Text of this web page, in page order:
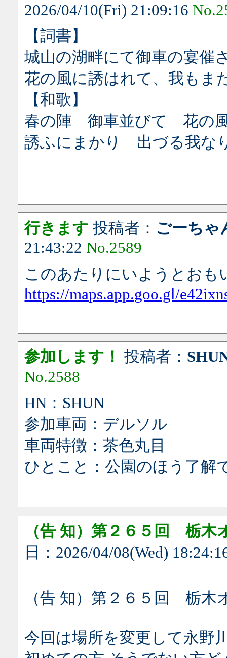
2026/04/10(Fri) 21:09:16
【詞書】
城山の湖畔にて御車の宴催
花の風に誘はれて、我もま
【和歌】
春の陣 御車並びて 花の
誘ふにまかり 出づる我な
行きます 投稿者： ごーちゃ
21:43:22 No.2589
このあたりにいようとおも
https://maps.app.goo.gl/
参加します！ 投稿者：
No.2588
HN：SHUN
参加車両：デルソル
車両特徴：茶色丸目
ひとこと：公園のほう了解
（告 知）第２６５回 栃木
日：2026/04/08(Wed)
（告 知）第２６５回 栃木
今回は場所を変更して永野